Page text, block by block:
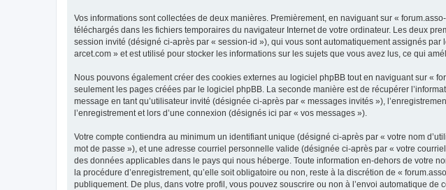
Vos informations sont collectées de deux manières. Premièrement, en naviguant sur «
téléchargés dans les fichiers temporaires du navigateur Internet de votre ordinateur. Les deux
session invité (désigné ci-après par « session-id »), qui vous sont automatiquement assignés
arcet.com » et est utilisé pour stocker les informations sur les sujets que vous avez lus, ce qui
Nous pouvons également créer des cookies externes au logiciel phpBB tout en naviguant sur «
seulement les pages créées par le logiciel phpBB. La seconde manière est de récupérer
message en tant qu’utilisateur invité (désignée ci-après par « messages invités »),
l’enregistrement et lors d’une connexion (désignés ici par « vos messages »).
Votre compte contiendra au minimum un identifiant unique (désigné ci-après par « votre nom
mot de passe »), et une adresse courriel personnelle valide (désignée ci-après par « votre
des données applicables dans le pays qui nous héberge. Toute information en-dehors de votre
la procédure d’enregistrement, qu’elle soit obligatoire ou non, reste à la discrétion de «
publiquement. De plus, dans votre profil, vous pouvez souscrire ou non à l’envoi automatique de